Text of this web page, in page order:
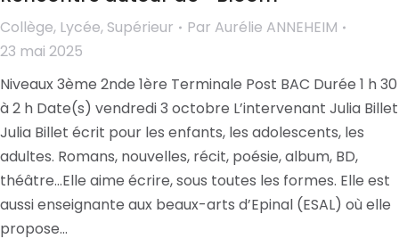
Collège, Lycée, Supérieur Par Aurélie ANNEHEIM
23 mai 2025
Niveaux 3ème 2nde 1ère Terminale Post BAC Durée 1 h 30
à 2 h Date(s) vendredi 3 octobre L’intervenant Julia Billet
Julia Billet écrit pour les enfants, les adolescents, les
adultes. Romans, nouvelles, récit, poésie, album, BD,
théâtre…Elle aime écrire, sous toutes les formes. Elle est
aussi enseignante aux beaux-arts d’Epinal (ESAL) où elle
propose…